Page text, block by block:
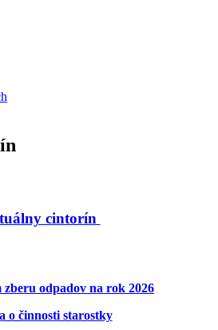
cintorín
odpadov na rok 2026
o činnosti starostky